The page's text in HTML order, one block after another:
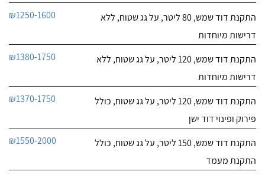
התקנת דוד שמש, 80 ליטר, על גג שטוח, ללא
דרישות מיוחדות
₪1250-1600
התקנת דוד שמש, 120 ליטר, על גג שטוח, ללא
דרישות מיוחדות
₪1380-1750
התקנת דוד שמש, 120 ליטר, על גג שטוח, כולל
פירוק ופינוי דוד ישן
₪1370-1750
התקנת דוד שמש, 150 ליטר, על גג שטוח, כולל
התקנת מעמד
₪1550-2000